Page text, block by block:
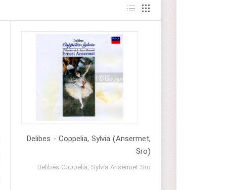
Delibes - Coppelia, Sylvia (Ansermet,
Sro)
Delibes Coppelia, Sylvia Ansermet Sro